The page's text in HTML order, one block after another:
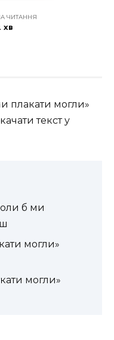
ЧИТАННЯ
хв
плакати могли»
текст у
б ми
могли»
могли»